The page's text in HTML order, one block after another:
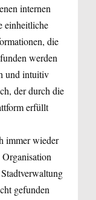
internen
einheitliche
die
werden
und intuitiv
der durch die
erfüllt
immer wieder
gefunden